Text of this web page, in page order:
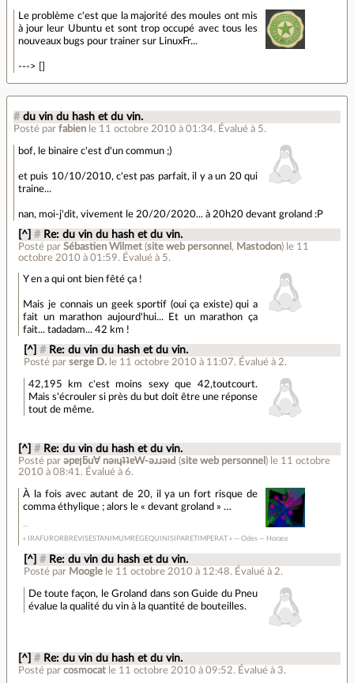
Le problème c'est que la majorité des moules ont mis
à jour leur Ubuntu et sont trop occupé avec tous les
nouveaux bugs pour trainer sur LinuxFr...
---> []
# du vin du hash et du vin.
Posté par fabien le 11 octobre 2010 à 01:34. Évalué à 5.
bof, le binaire c'est d'un commun ;)
et puis 10/10/2010, c'est pas parfait, il y a un 20 qui
traine...
nan, moi-j'dit, vivement le 20/20/2020... à 20h20 devant groland :P
[^] # Re: du vin du hash et du vin.
Posté parSébastien Wilmet (site web personnel , Mastodon) le 11
octobre 2010 à 01:59. Évalué à 5.
Y en a qui ont bien fêté ça !
Mais je connais un geek sportif (oui ça existe) qui a
fait un marathon aujourd'hui... Et un marathon ça
fait... tadadam... 42 km !
[^] # Re: du vin du hash et du vin.
Posté par serge D. le 11 octobre 2010 à 11:07.Évalué à 2.
42,195 km c'est moins sexy que 42,toutcourt.
Mais s'écrouler si près du but doit être une réponse
tout de même.
[^] # Re: du vin du hash et du vin.
Posté par ǝpɐןƃu∀ nǝıɥʇʇɐW-ǝɹɹǝıԀ (site web personnel ) le 11 octobre
2010 à 08:41. Évalué à6.
À la fois avec autant de 20, il ya un fort risque de
comma éthylique ; alors le « devant groland » …
« IRAFURORBREVISESTANIMUMREGEQUINISIPARETIMPERAT » — Odes — Horace
[^] # Re: du vin du hash et du vin.
Posté par Moogle le 11 octobre 2010 à 12:48. Évalué à 2.
De toute façon, le Groland dans son Guide du Pneu
évalue la qualité du vin à la quantité de bouteilles.
[^] # Re: du vin du hash et du vin.
Posté parcosmocat le 11 octobre 2010 à 09:52. Évalué à 3.